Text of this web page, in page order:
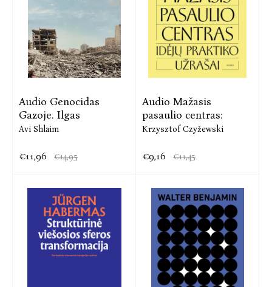
Audio Genocidas
Gazoje. Ilgas
Avi Shlaim
€11,96 €14,95
Audio Mažasis
pasaulio centras:
Krzysztof Czyžewski
€9,16 €11,45